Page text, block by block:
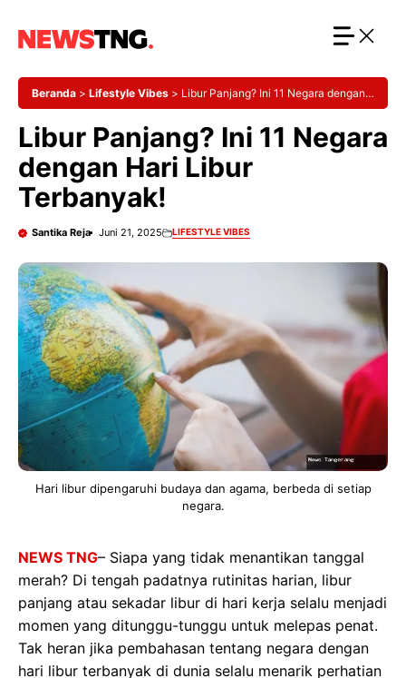
Beranda > Lifestyle Vibes > Libur Panjang? Ini 11 Negara dengan
Libur Panjang? Ini 11 Negara
dengan Hari Libur
Terbanyak!
Santika Reja Juni 21, 2025 LIFESTYLE VIBES
Hari libur dipengaruhi budaya dan agama, berbeda di setiap
negara.
NEWS TNG– Siapa yang tidak menantikan tanggal
merah? Di tengah padatnya rutinitas harian, libur
panjang atau sekadar libur di hari kerja selalu menjadi
momen yang ditunggu-tunggu untuk melepas penat.
Tak heran jika pembahasan tentang negara dengan
hari libur terbanyak di dunia selalu menarik perhatian